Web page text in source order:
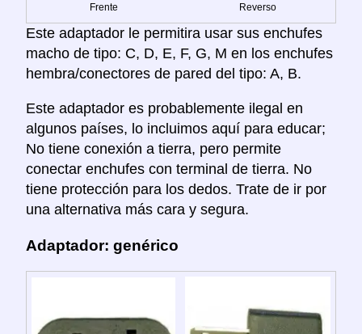
Frente Reverso
Este adaptador le permitira usar sus enchufes
macho de tipo: C, D, E, F, G, M en los enchufes
hembra/conectores de pared del tipo: A, B.
Este adaptador es probablemente ilegal en
algunos países, lo incluimos aquí para educar;
No tiene conexión a tierra, pero permite
conectar enchufes con terminal de tierra. No
tiene protección para los dedos. Trate de ir por
una alternativa más cara y segura.
Adaptador: genérico